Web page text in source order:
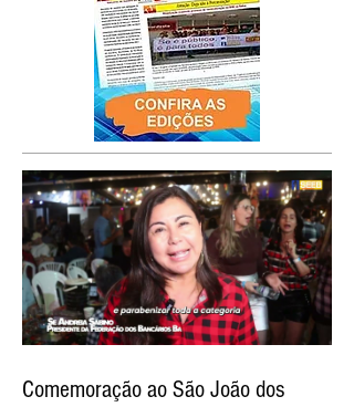
Comemoração ao São João dos